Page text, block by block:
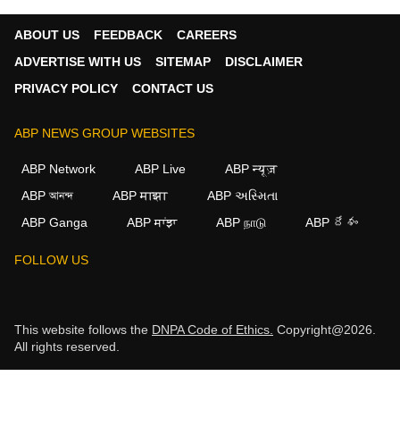
ABOUT US FEEDBACK
CAREERS
ADVERTISE WITH US
SITEMAP
DISCLAIMER
PRIVACY POLICY
CONTACT US
ABP NEWS GROUP WEBSITES
ABP Network ABP Live
ABP न्यूज़
ABP আনন্দ
ABP माझा
ABP અસ્મિતા
ABP Ganga
ABP ਸਾਂਝਾ ABP நாடு ABP దేశం
FOLLOW US
This website follows the DNPA Code of Ethics. Copyright@2026.
All rights reserved.